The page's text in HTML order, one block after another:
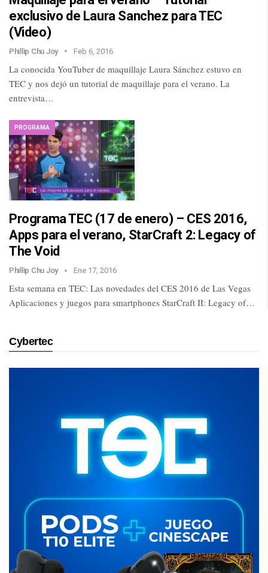
exclusivo de Laura Sanchez para TEC
(Video)
Phillip Chu Joy Feb 6, 2016
La conocida YouTuber de maquillaje Laura Sánchez estuvo en
TEC y nos dejó un tutorial de maquillaje para el verano. La
entrevista…
PROGRAMA
Programa TEC (17 de enero) – CES 2016,
Apps para el verano, StarCraft 2: Legacy of
The Void
Phillip Chu Joy Ene 17, 2016
Esta semana en TEC: Las novedades del CES 2016 de Las Vegas
Aplicaciones y juegos para smartphones StarCraft II: Legacy of…
Cybertec